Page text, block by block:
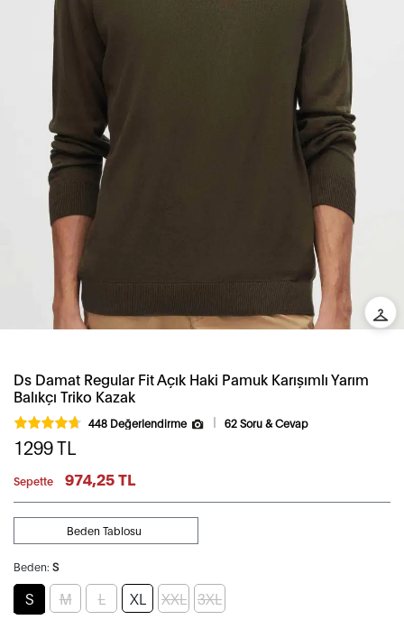
Ds Damat Regular Fit Açık Haki Pamuk Karışımlı Yarım
Balıkçı Triko Kazak
448 Değerlendirme 62 Soru & Cevap
1299TL
Sepette 974,25 TL
Beden: S
Beden Tablosu
S M L XL XXL 3XL